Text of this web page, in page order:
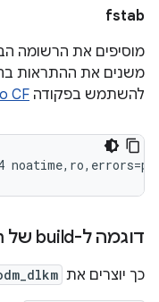
fstab
מוסיפים את הרשומה
משנים את ההתראות
להשתמש בפקודה CL CF
דוגמה ל-build של odm
כך יוצרים את